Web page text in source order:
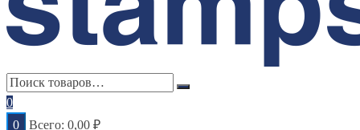
0
0
Всего: 0,00 ₽